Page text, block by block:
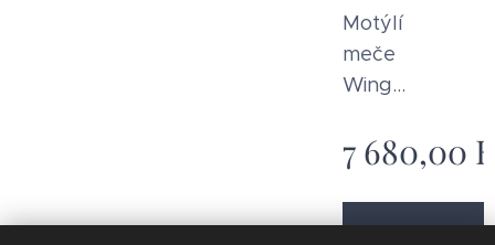
Motýlí
meče
Wing
(Hu
Die
Dao) –
7 680,00